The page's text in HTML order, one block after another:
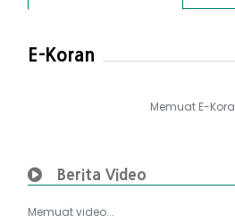
E-Koran
Memuat E-
Berita Video
Memuat video...